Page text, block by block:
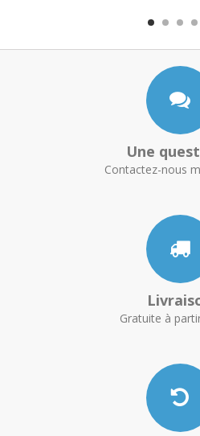
Une
Contactez-nous
Gratuite à